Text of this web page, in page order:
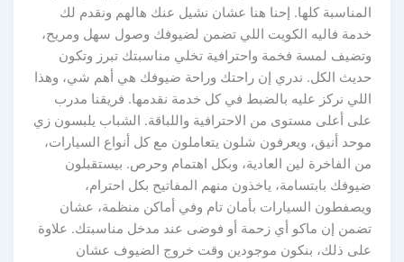
المناسبة كلها. إحنا هنا عشان نشيل عنك هالهم ونقدم لك
خدمة فاليه الكويت اللي تضمن لضيوفك وصول سهل ومريح،
وتضيف لمسة فخمة واحترافية تخلي مناسبتك تبرز وتكون
حديث الكل. ندري إن راحتك وراحة ضيوفك هي أهم شي، وهذا
اللي نركز عليه بالضبط في كل خدمة نقدمها. فريقنا مدرب
على أعلى مستوى من الاحترافية واللباقة. الشباب يلبسون زي
موحد أنيق، ويعرفون شلون يتعاملون مع كل أنواع السيارات،
من الفاخرة لين العادية، وبكل اهتمام وحرص. بيستقبلون
ضيوفك بابتسامة، ياخذون منهم المفاتيح بكل احترام،
ويصفطون السيارات بأمان تام وفي أماكن منظمة، عشان
تضمن إن ماكو أي زحمة أو فوضى عند مدخل مناسبتك. علاوة
على ذلك، بنكون موجودين وقت خروج الضيوف عشان